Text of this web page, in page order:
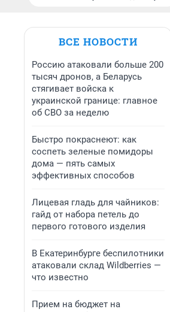
ВСЕ НОВОСТИ
Россию атаковали больше 200
тысяч дронов, а Беларусь
стягивает войска к
украинской границе: главное
об СВО за неделю
Быстро покраснеют: как
соспеть зеленые помидоры
дома — пять самых
эффективных способов
Лицевая гладь для чайников:
гайд от набора петель до
первого готового изделия
В Екатеринбурге беспилотники
атаковали склад Wildberries —
что известно
Прием на бюджет на